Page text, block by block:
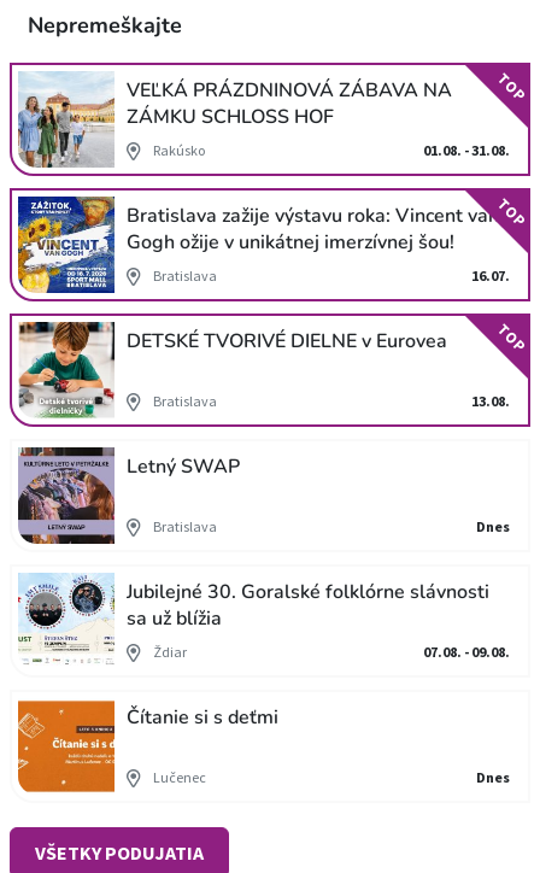
Nepremeškajte
VEĽKÁ PRÁZDNINOVÁ ZÁBAVA NA
ZÁMKU SCHLOSS HOF
Rakúsko 01.08. - 31.08.
TOP
Bratislava zažije výstavu roka: Vincent van
Gogh ožije v unikátnej imerzívnej šou!
Bratislava 16.07.
TOP
DETSKÉ TVORIVÉ DIELNE v Eurovea
Bratislava 13.08.
TOP
Letný SWAP
Bratislava Dnes
Jubilejné 30. Goralské folklórne slávnosti
sa už blížia
Ždiar 07.08. - 09.08.
Čítanie si s deťmi
Lučenec Dnes
VŠETKY PODUJATIA